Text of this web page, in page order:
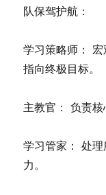
队保驾护航：
学习策略师：
指向终极目标。
主教官： 负责核
学习管家： 处
力。